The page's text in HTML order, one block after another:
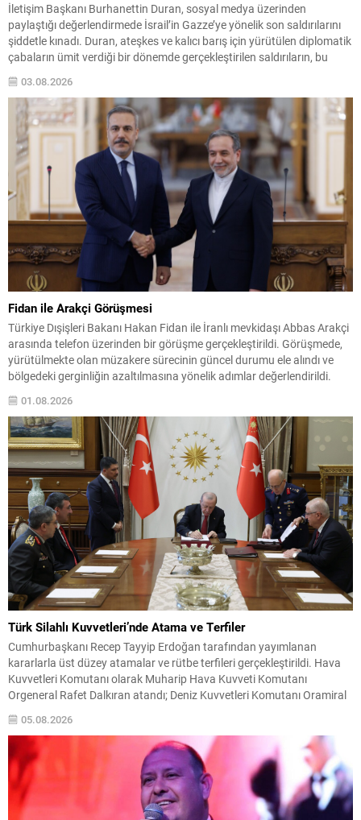
İletişim Başkanı Burhanettin Duran, sosyal medya üzerinden
paylaştığı değerlendirmede İsrail’in Gazze’ye yönelik son saldırılarını
şiddetle kınadı. Duran, ateşkes ve kalıcı barış için yürütülen diplomatik
çabaların ümit verdiği bir dönemde gerçekleştirilen saldırıların, bu
çabaları kasıtlı şekilde sabote ettiğini vurguladı. Kadınlar, çocuklar ve
masum sivillerin yaşam haklarının yok sayılmasının, mevcut hükümet
politikasının...
03.08.2026
Fidan ile Arakçi Görüşmesi
Türkiye Dışişleri Bakanı Hakan Fidan ile İranlı mevkidaşı Abbas Arakçi
arasında telefon üzerinden bir görüşme gerçekleştirildi. Görüşmede,
yürütülmekte olan müzakere sürecinin güncel durumu ele alındı ve
bölgedeki gerginliğin azaltılmasına yönelik adımlar değerlendirildi.
Fidan, Türkiye’nin çatışmaların sona ermesi ve kalıcı barışın
sağlanması için aktif bir rol oynamaya devam edeceğini vurguladı.
Bu...
01.08.2026
Türk Silahlı Kuvvetleri’nde Atama ve Terfiler
Cumhurbaşkanı Recep Tayyip Erdoğan tarafından yayımlanan
kararlarla üst düzey atamalar ve rütbe terfileri gerçekleştirildi. Hava
Kuvvetleri Komutanı olarak Muharip Hava Kuvveti Komutanı
Orgeneral Rafet Dalkıran atandı; Deniz Kuvvetleri Komutanı Oramiral
daha uzatıldı. Aynı kararnameyle 30 Ağustos tarihinden geçerli olmak
üzere...
05.08.2026